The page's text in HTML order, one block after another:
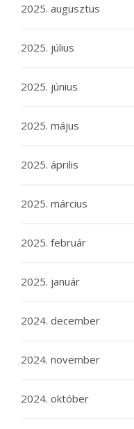
2025. augusztus
2025. július
2025. június
2025. május
2025. április
2025. március
2025. február
2025. január
2024. december
2024. november
2024. október